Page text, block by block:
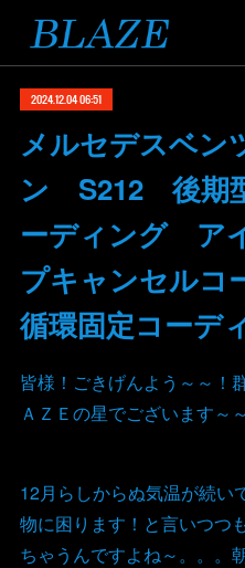
2024.12.04 06:51
メルセデスベ
ン S212 後期
ーディング ア
プキャンセル
循環固定コーデ
皆様！ごきげんよう～～
ＡＺＥの星でございます～
12月らしからぬ気温が続い
物に困ります！と言いつつ
ちゃうんですよね～。。。